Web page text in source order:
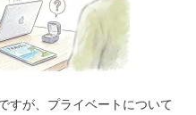
すが、プライベートについて